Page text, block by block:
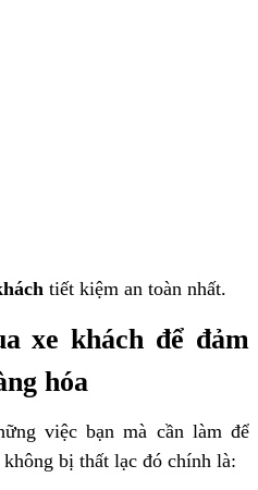
tiết kiệm an toàn nhất.
xe khách để đảm
hóa
việc bạn mà cần làm để
bị thất lạc đó chính là: